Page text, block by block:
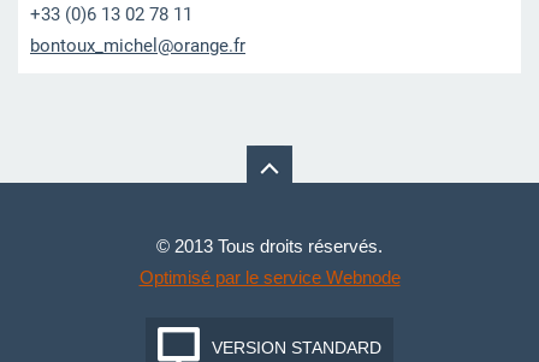
+33 (0)6 13 02 78 11
bontoux_ michel@orange.fr
© 2013 Tous droits réservés.
Optimisé par le service Webnode
VERSION STANDARD